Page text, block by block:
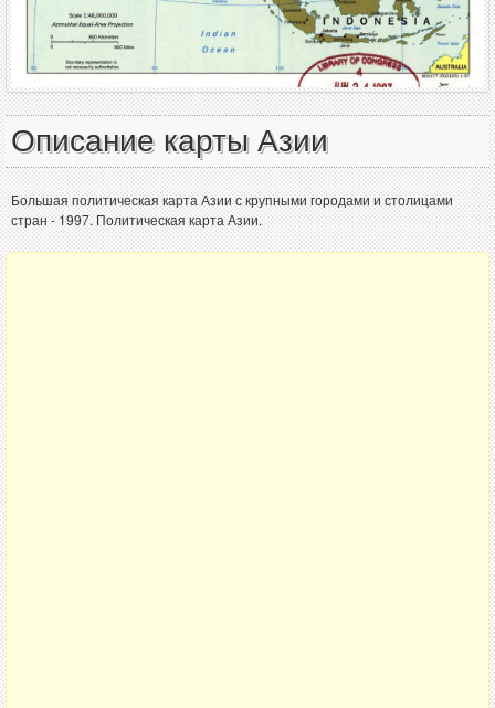
Описание карты Азии
Большая политическая карта Азии с крупными городами и столицами
стран - 1997. Политическая карта Азии.